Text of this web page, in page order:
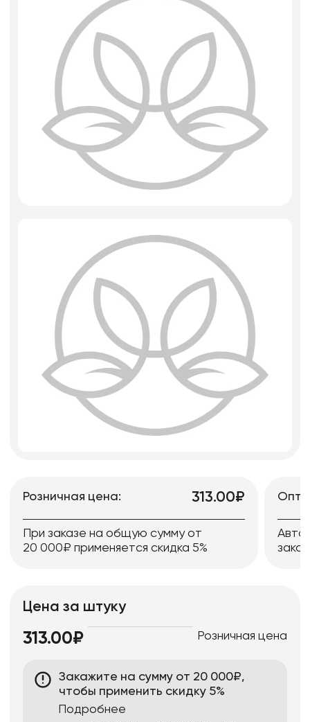
Игрушки мягкие
Изделия из металла
Розничная цена: 313.00₽
При заказе на общую сумму от
20 000₽ применяется скидка 5%
Цена за штуку
313.00₽ Розничная цена
Закажите на сумму от 20 000₽,
чтобы применить скидку 5%
Подробнее